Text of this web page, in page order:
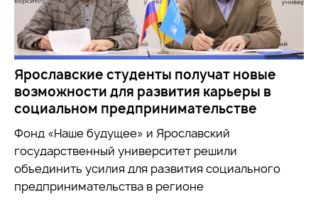
Ярославские студенты получат новые
возможности для развития карьеры в
социальном предпринимательстве
Фонд «Наше будущее» и Ярославский
государственный университет решили
объединить усилия для развития социального
предпринимательства в регионе